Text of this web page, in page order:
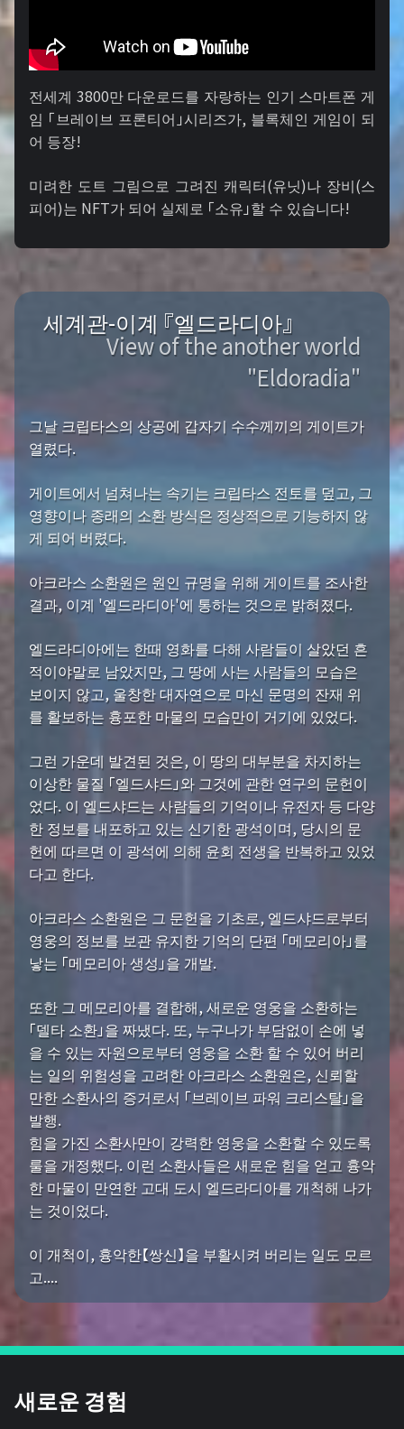
전세계 3800만 다운로드를 자랑하는 인기 스마트폰 게
임 「브레이브 프론티어」시리즈가, 블록체인 게임이 되
어 등장!
미려한 도트 그림으로 그려진 캐릭터(유닛)나 장비(스
피어)는 NFT가 되어 실제로 「소유」할 수 있습니다!
세계관-이계 『엘드라디아』
View of the another world
"Eldoradia"
그날 크립타스의 상공에 갑자기 수수께끼의 게이트가
열렸다.
게이트에서 넘쳐나는 속기는 크립타스 전토를 덮고, 그
영향이나 종래의 소환 방식은 정상적으로 기능하지 않
게 되어 버렸다.
아크라스 소환원은 원인 규명을 위해 게이트를 조사한
결과, 이계 '엘드라디아'에 통하는 것으로 밝혀졌다.
엘드라디아에는 한때 영화를 다해 사람들이 살았던 흔
적이야말로 남았지만, 그 땅에 사는 사람들의 모습은
보이지 않고, 울창한 대자연으로 마신 문명의 잔재 위
를 활보하는 흉포한 마물의 모습만이 거기에 있었다.
그런 가운데 발견된 것은, 이 땅의 대부분을 차지하는
이상한 물질 「엘드샤드」와 그것에 관한 연구의 문헌이
었다. 이 엘드샤드는 사람들의 기억이나 유전자 등 다양
한 정보를 내포하고 있는 신기한 광석이며, 당시의 문
헌에 따르면 이 광석에 의해 윤회 전생을 반복하고 있었
다고 한다.
아크라스 소환원은 그 문헌을 기초로, 엘드샤드로부터
영웅의 정보를 보관 유지한 기억의 단편 「메모리아」를
낳는 「메모리아 생성」을 개발.
또한 그 메모리아를 결합해, 새로운 영웅을 소환하는
「델타 소환」을 짜냈다. 또, 누구나가 부담없이 손에 넣
을 수 있는 자원으로부터 영웅을 소환 할 수 있어 버리
는 일의 위험성을 고려한 아크라스 소환원은, 신뢰할
만한 소환사의 증거로서 「브레이브 파워 크리스탈」을
발행.
힘을 가진 소환사만이 강력한 영웅을 소환할 수 있도록
룰을 개정했다. 이런 소환사들은 새로운 힘을 얻고 흉악
한 마물이 만연한 고대 도시 엘드라디아를 개척해 나가
는 것이었다.
이 개척이, 흉악한【쌍신】을 부활시켜 버리는 일도 모르
고....
새로운 경험